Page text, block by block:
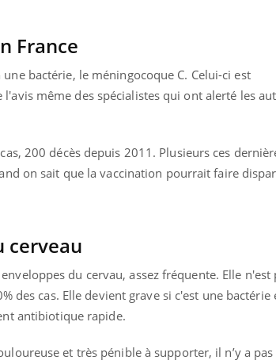
France
bactérie, le méningocoque C. Celui-ci est
même des spécialistes qui ont alerté les
200 décès depuis 2011. Plusieurs ces
on sait que la vaccination pourrait faire
cerveau
du cervau, assez fréquente. Elle n'est
des cas. Elle devient grave si c'est une
antibiotique rapide.
et très pénible à supporter, il n’y a